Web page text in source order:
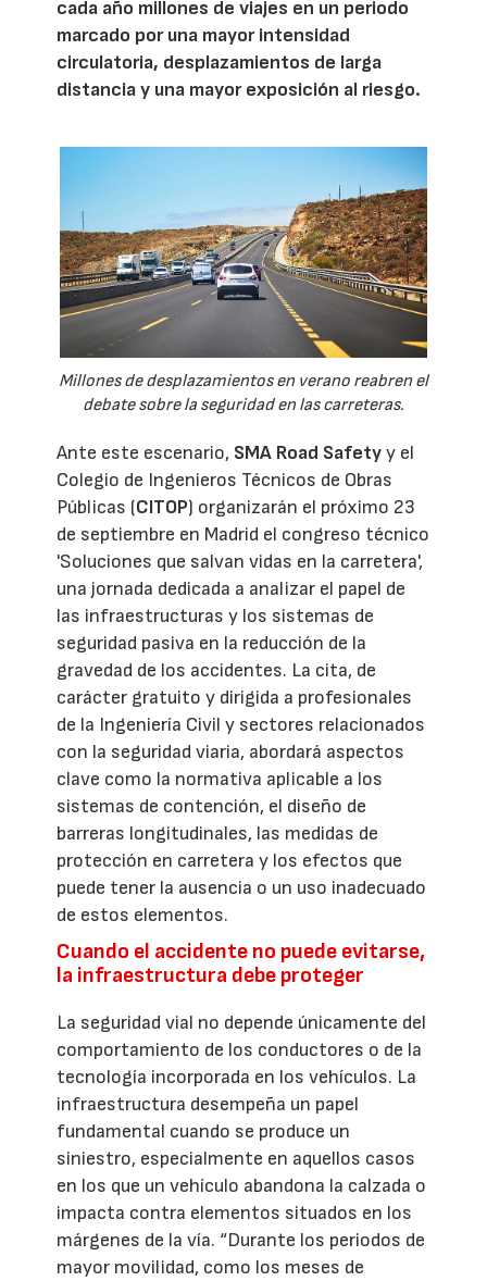
cada año millones de viajes en un periodo
marcado por una mayor intensidad
circulatoria, desplazamientos de larga
distancia y una mayor exposición al riesgo.
Millones de desplazamientos en verano reabren el
debate sobre la seguridad en las carreteras.
Ante este escenario, SMA Road Safetyy el
Colegio de Ingenieros Técnicos de Obras
Públicas (CITOP) organizarán el próximo 23
de septiembre en Madrid el congreso técnico
'Soluciones que salvan vidas en la carretera',
una jornada dedicada a analizar el papel de
las infraestructuras y los sistemas de
seguridad pasiva en la reducción de la
gravedad de los accidentes. La cita, de
carácter gratuito y dirigida a profesionales
de la Ingeniería Civil y sectores relacionados
con la seguridad viaria, abordará aspectos
clave como la normativa aplicable a los
sistemas de contención, el diseño de
barreras longitudinales, las medidas de
protección en carretera y los efectos que
puede tener la ausencia o un uso inadecuado
de estos elementos.
Cuando el accidente no puede evitarse,
la infraestructura debe proteger
La seguridad vial no depende únicamente del
comportamiento de los conductores o de la
tecnología incorporada en los vehículos. La
infraestructura desempeña un papel
fundamental cuando se produce un
siniestro, especialmente en aquellos casos
en los que un vehículo abandona la calzada o
impacta contra elementos situados en los
márgenes de la vía. “Durante los periodos de
mayor movilidad, como los meses de